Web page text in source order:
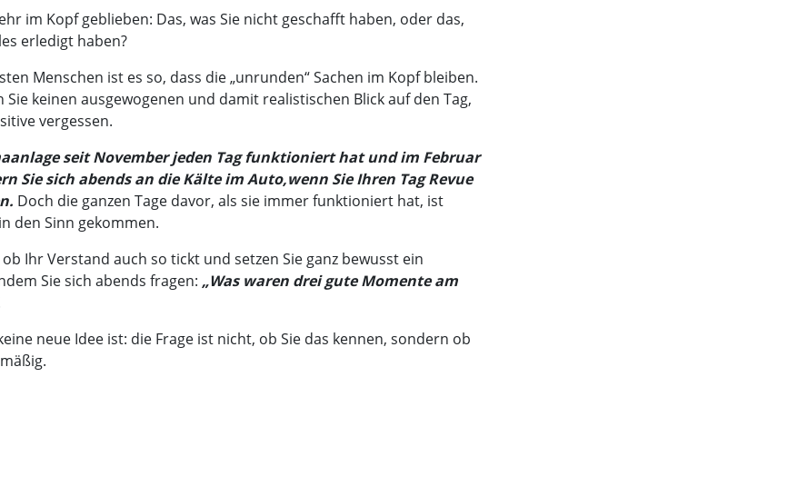
im Kopf geblieben: Das, was Sie nicht geschafft haben, oder das,
erledigt haben?
Menschen ist es so, dass die „unrunden“ Sachen im Kopf bleiben.
Sie keinen ausgewogenen und damit realistischen Blick auf den Tag,
vergessen.
seit November jeden Tag funktioniert hat und im Februar
Sie sich abends an die Kälte im Auto,wenn Sie Ihren Tag Revue
Doch die ganzen Tage davor, als sie immer funktioniert hat, ist
den Sinn gekommen.
Ihr Verstand auch so tickt und setzen Sie ganz bewusst ein
Sie sich abends fragen: „Was waren drei gute Momente am
neue Idee ist: die Frage ist nicht, ob Sie das kennen, sondern ob